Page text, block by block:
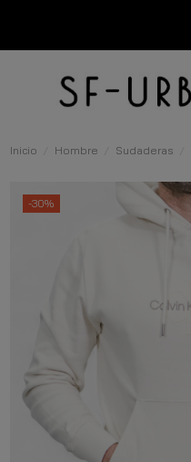
Inicio Hombre Sudaderas
-30%